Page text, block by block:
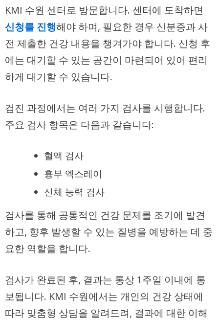
KMI 수원 센터로 방문합니다. 센터에 도착하면
신청를 진행해야 하며, 필요한 경우 신분증과 사
전 제출한 건강 내용을 챙겨가야 합니다. 신청 후
에는 대기할 수 있는 공간이 마련되어 있어 편리
하게 대기할 수 있습니다.
검진 과정에서는 여러 가지 검사를 시행합니다.
주요 검사 항목은 다음과 같습니다:
혈액 검사
흉부 엑스레이
신체 능력 검사
검사를 통해 공통적인 건강 문제를 조기에 발견
하고, 향후 발생할 수 있는 질병을 예방하는 데 중
요한 역할을 합니다.
검사가 완료된 후, 결과는 통상 1주일 이내에 통
보됩니다. KMI 수원에서는 개인의 건강 상태에
따라 맞춤형 상담을 알려드려, 결과에 대한 이해